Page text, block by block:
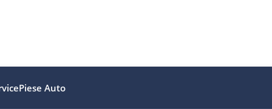
Piese Auto